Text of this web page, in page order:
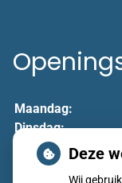
Maandag:
Dinsdag:
Woensdag:
Donderdag:
Deze
Wij